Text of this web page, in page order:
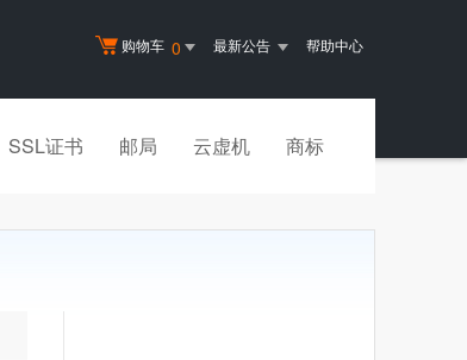
购物车 0 最新公告 帮助中心
SSL证书 邮局 云虚机 商标